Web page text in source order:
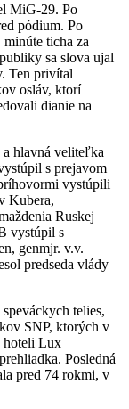
MiG-29. Po
pódium. Po
ticha za
sa slova ujal
Ten privítal
osláv, ktorí
dianie na
hlavná veliteľka
s prejavom
vystúpili
Kubera,
Ruskej
vystúpil s
genmjr. v.v.
predseda vlády
telies,
SNP, ktorých v
hoteli Lux
Posledná
pred 74 rokmi, v